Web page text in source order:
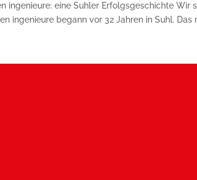
ingenieure: eine Suhler Erfolgsgeschichte Wir
ingenieure begann vor 32 Jahren in Suhl. Das